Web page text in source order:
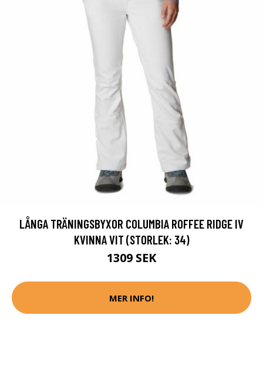
LÅNGA TRÄNINGSBYXOR COLUMBIA ROFFEE RIDGE IV
KVINNA VIT (STORLEK: 34)
1309 SEK
MER INFO!